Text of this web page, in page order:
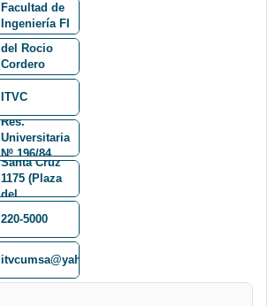
Facultad de
Ingeniería FI
Ing. Pilar
del Rocio
Cordero
Cardenas
ITVC
Res.
Universitaria
Nº 196/84
Mariscal
Andrés de
Santa Cruz
1175 (Plaza
del
Octavo piso
220-5000
itvcumsa@yahoo.com